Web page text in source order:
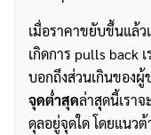
เมื่อราคาขยับขึ้นแล้ว
เกิดการ pulls back
บอกถึงส่วนเกินของผู้
จุดต่ำสุดล่าสุดนี้เรา
ดุลอยู่จุดใด โดยแนว